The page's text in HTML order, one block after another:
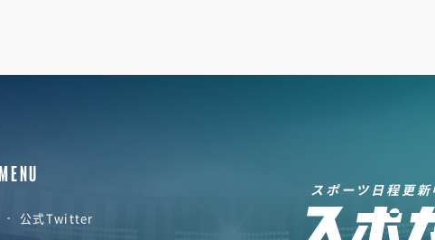
MENU
公式Twitter
スポーツ日程更新